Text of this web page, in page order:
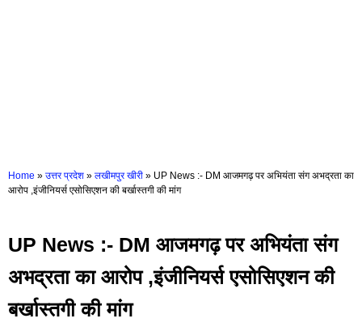
Home » उत्तर प्रदेश » लखीमपुर खीरी » UP News :- DM आजमगढ़ पर अभियंता संग अभद्रता का
आरोप ,इंजीनियर्स एसोसिएशन की बर्खास्तगी की मांग
UP News :- DM आजमगढ़ पर अभियंता संग
अभद्रता का आरोप ,इंजीनियर्स एसोसिएशन की
बर्खास्तगी की मांग